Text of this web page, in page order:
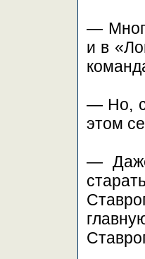
—
и в
— Но,
этом
—